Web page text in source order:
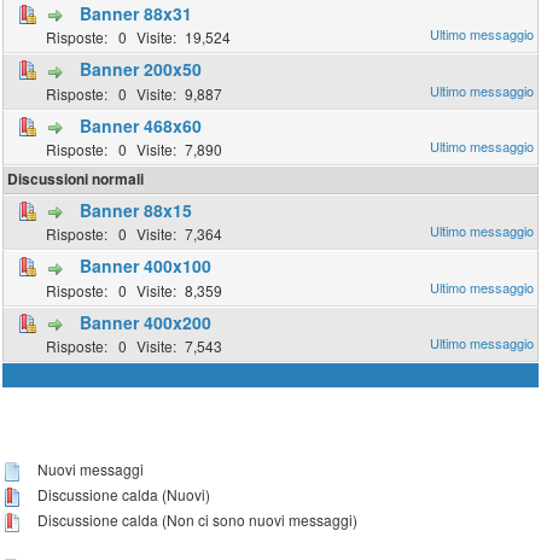
Banner 88x31
0 19,524
Banner 200x50
0 9,887
Banner 468x60
0
7,890
Discussioni normali
Banner 88x15
0 7,364
Banner 400x100
0 8,359
Banner 400x200
0 7,543
Nuovi messaggi
Discussione calda (Nuovi)
Discussione calda (Non ci sono nuovi messaggi)